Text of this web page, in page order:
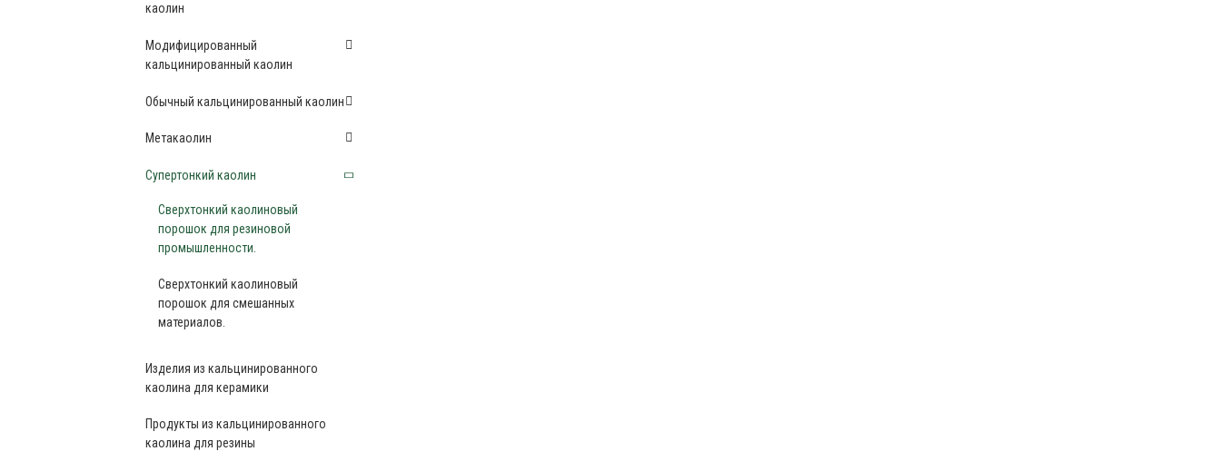
каолин
Модифицированный
кальцинированный каолин
Обычный кальцинированный каолин
Метакаолин
Супертонкий каолин
Сверхтонкий каолиновый
порошок для резиновой
промышленности.
Сверхтонкий каолиновый
порошок для смешанных
материалов.
Изделия из кальцинированного
каолина для керамики
Продукты из кальцинированного
каолина для резины